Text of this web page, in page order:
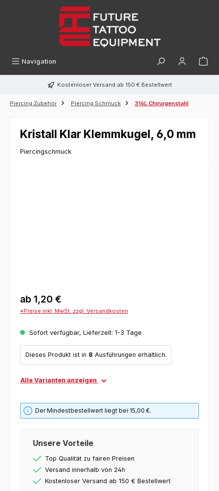
Navigation
Kostenloser Versand ab 150 € Bestellwert
Piercing Zubehör Piercing Schmuck 316L Chirurgenstahl
Kristall Klar Klemmkugel, 6,0 mm
Piercingschmuck
ab 1,20 €
*Preise inkl. MwSt. zzgl. Versandkosten
Sofort verfügbar, Lieferzeit: 1-3 Tage
Dieses Produkt ist in 8 Ausführungen erhältlich.
Alle Varianten anzeigen
Der Mindestbestellwert liegt bei 15,00 €.
Unsere Vorteile
Top Qualität zu fairen Preisen
Versand innerhalb von 24h
Kostenloser Versand ab 150 € Bestellwert